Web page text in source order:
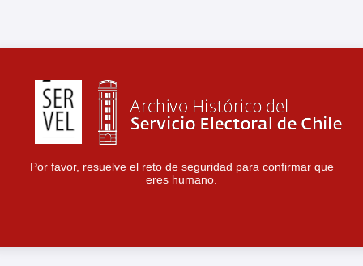
Por favor, resuelve el reto de seguridad para confirmar que
eres humano.